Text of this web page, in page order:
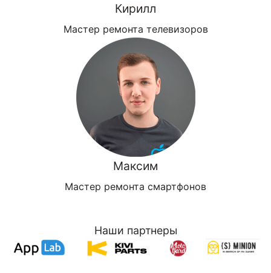
Кирилл
Мастер ремонта телевизоров
Максим
Мастер ремонта смартфонов
Наши партнеры